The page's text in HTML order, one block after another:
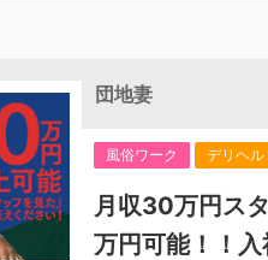
団地妻
風俗ワーク デリヘル
月収30万円ス
万円可能！！